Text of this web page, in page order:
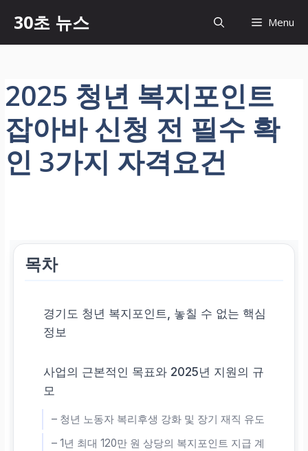
츠
너
뛰
기
30초 뉴스 Menu
2025 청년 복지포인트
잡아바 신청 전 필수 확
인 3가지 자격요건
목차
경기도 청년 복지포인트, 놓칠 수 없는 핵심
정보
사업의 근본적인 목표와 2025년 지원의 규
모
– 청년 노동자 복리후생 강화 및 장기 재직 유도
– 1년 최대 120만 원 상당의 복지포인트 지급 계